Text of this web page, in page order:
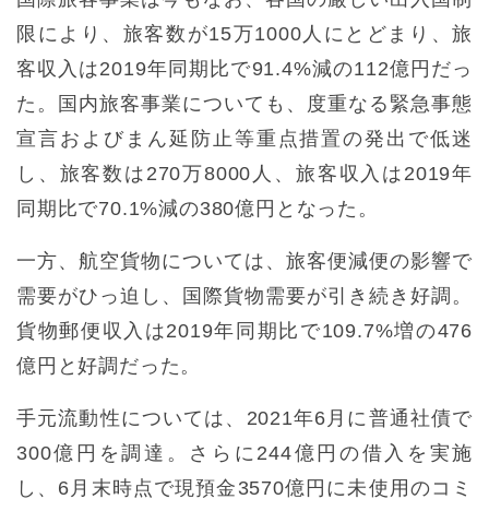
限により、旅客数が15万1000人にとどまり、旅
客収入は2019年同期比で91.4%減の112億円だっ
た。国内旅客事業についても、度重なる緊急事態
宣言およびまん延防止等重点措置の発出で低迷
し、旅客数は270万8000人、旅客収入は2019年
同期比で70.1%減の380億円となった。
一方、航空貨物については、旅客便減便の影響で
需要がひっ迫し、国際貨物需要が引き続き好調。
貨物郵便収入は2019年同期比で109.7%増の476
億円と好調だった。
手元流動性については、2021年6月に普通社債で
300億円を調達。さらに244億円の借入を実施
し、6月末時点で現預金3570億円に未使用のコミ